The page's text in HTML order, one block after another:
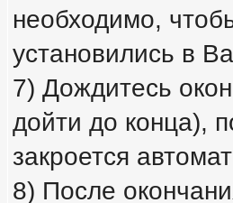
необходимо,
установились в
7) Дождитесь
дойти до конца),
закроется
8) После